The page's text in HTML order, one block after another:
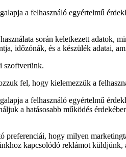
a felhasználó egyértelmű
során keletkezett adatok,
időzónák, és a készülék adatai,
szoftverünk.
fel, hogy kielemezzük a
a felhasználó egyértelmű
a hatásosabb működés
preferenciái, hogy milyen
kapcsolódó reklámot